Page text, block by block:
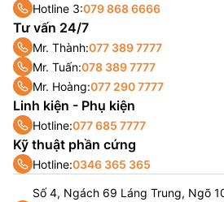
Hotline 3:079 868 6666
Tư vấn 24/7
Mr. Thành:077 389 7777
Mr. Tuấn:078 389 7777
Mr. Hoàng:077 290 7777
Linh kiện - Phụ kiện
Hotline:077 685 7777
Kỹ thuật phần cứng
Hotline:0346 365 365
Số 4, Ngách 69 Láng Trung, Ngõ